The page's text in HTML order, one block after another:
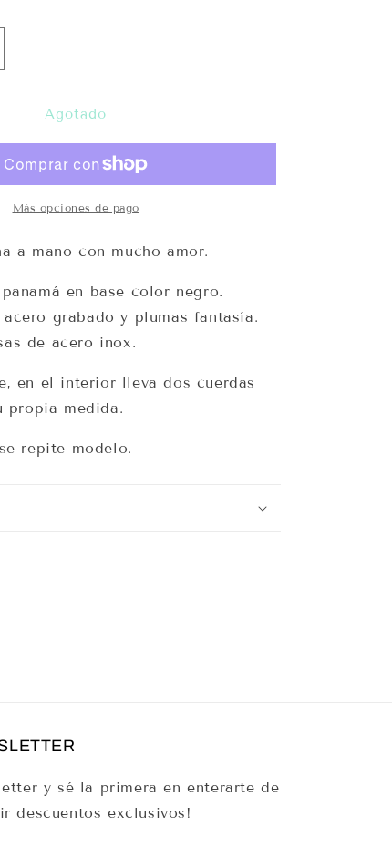
Agotado
Más opciones de pago
a mano con mucho amor.
en base color negro.
grabado y plumas fantasía.
de acero inox.
en el interior lleva dos cuerdas
propia medida.
repite modelo.
y sé la primera en enterarte de
descuentos exclusivos!